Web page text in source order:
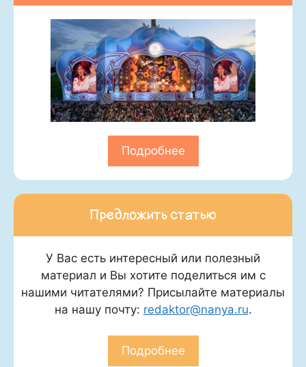
Подробнее
Предложить статью
У Вас есть интересный или полезный
материал и Вы хотите поделиться им с
нашими читателями? Присылайте материалы
на нашу почту: redaktor@nanya.ru.
Подробнее